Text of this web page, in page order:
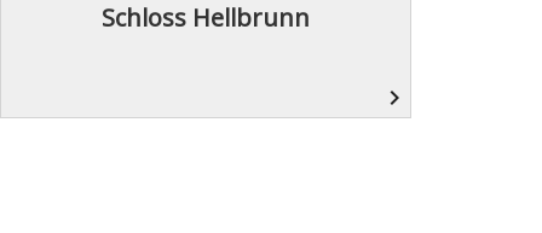
Schloss Hellbrunn
navigate_next